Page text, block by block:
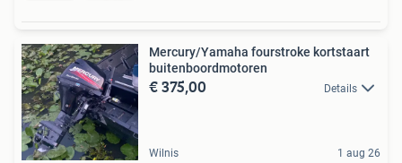
Mercury/Yamaha fourstroke kortstaart
buitenboordmotoren
€ 375,00 Details
Wilnis 1 aug 26